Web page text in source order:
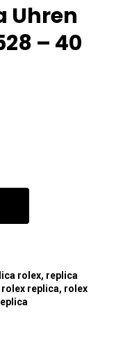
Uhren
– 40
rolex, replica
rolex replica, rolex